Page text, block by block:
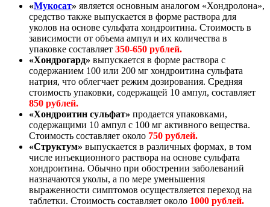
«Мукосат» является основным аналогом «Хондролона»,
средство также выпускается в форме раствора для
уколов на основе сульфата хондроитина. Стоимость в
зависимости от объема ампул и их количества в
упаковке составляет 350-650 рублей.
«Хондрогард» выпускается в форме раствора с
содержанием 100 или 200 мг хондроитина сульфата
натрия, что облегчает режим дозирования. Средняя
стоимость упаковки, содержащей 10 ампул, составляет
850 рублей.
«Хондроитин сульфат» продается упаковками,
содержащими 10 ампул с 100 мг активного вещества.
Стоимость составляет около 750 рублей.
«Структум» выпускается в различных формах, в том
числе инъекционного раствора на основе сульфата
хондроитина. Обычно при обострении заболеваний
назначаются уколы, а по мере уменьшения
выраженности симптомов осуществляется переход на
таблетки. Стоимость составляет около 1000 рублей.